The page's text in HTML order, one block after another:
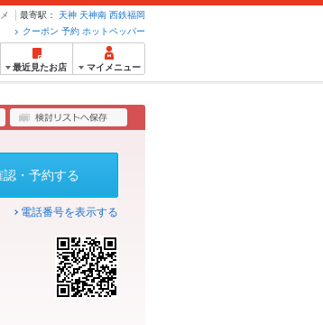
最寄駅： 天神 天神南 西鉄福岡
クーポン 予約 ホットペッパー
最近見たお店 マイメニュー
認・予約する
電話番号を表示する